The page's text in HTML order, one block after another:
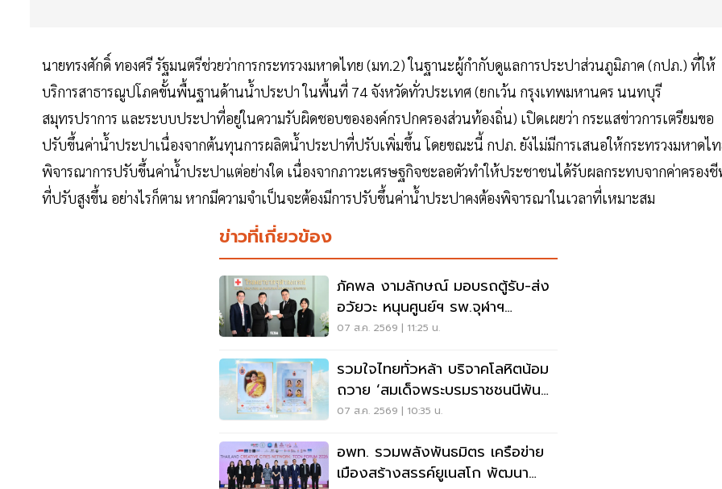
นายทรงศักดิ์ ทองศรี รัฐมนตรีช่วยว่าการกระทรวงมหาดไทย (มท.2) ในฐานะผู้กำกับดูแลการประปาส่วนภูมิภาค (กปภ.) ที่ให้
บริการสาธารณูปโภคขั้นพื้นฐานด้านน้ำประปา ในพื้นที่ 74 จังหวัดทั่วประเทศ (ยกเว้น กรุงเทพมหานคร นนทบุรี
สมุทรปราการ และระบบประปาที่อยู่ในความรับผิดชอบขององค์กรปกครองส่วนท้องถิ่น) เปิดเผยว่า กระแสข่าวการเตรียมขอ
ปรับขึ้นค่าน้ำประปาเนื่องจากต้นทุนการผลิตน้ำประปาที่ปรับเพิ่มขึ้น โดยขณะนี้ กปภ. ยังไม่มีการเสนอให้กระทรวงมหาดไ
พิจารณาการปรับขึ้นค่าน้ำประปาแต่อย่างใด เนื่องจากภาวะเศรษฐกิจชะลอตัวทำให้ประชาชนได้รับผลกระทบจากค่าครอง
ที่ปรับสูงขึ้น อย่างไรก็ตาม หากมีความจำเป็นจะต้องมีการปรับขึ้นค่าน้ำประปาคงต้องพิจารณาในเวลาที่เหมาะสม
ข่าวที่เกี่ยวข้อง
ภัคพล งามลักษณ์ มอบรถตู้รับ-ส่ง
อวัยวะ หนุนศูนย์ฯ รพ.จุฬาฯ
สภากาชาดไทย
07 ส.ค. 2569 | 11:25 น.
รวมใจไทยทั่วหล้า บริจาคโลหิตน้อม
ถวาย ‘สมเด็จพระบรมราชชนนีพันปี
หลวง’
07 ส.ค. 2569 | 10:35 น.
อพท. รวมพลังพันธมิตร เครือข่าย
เมืองสร้างสรรค์ยูเนสโก พัฒนา